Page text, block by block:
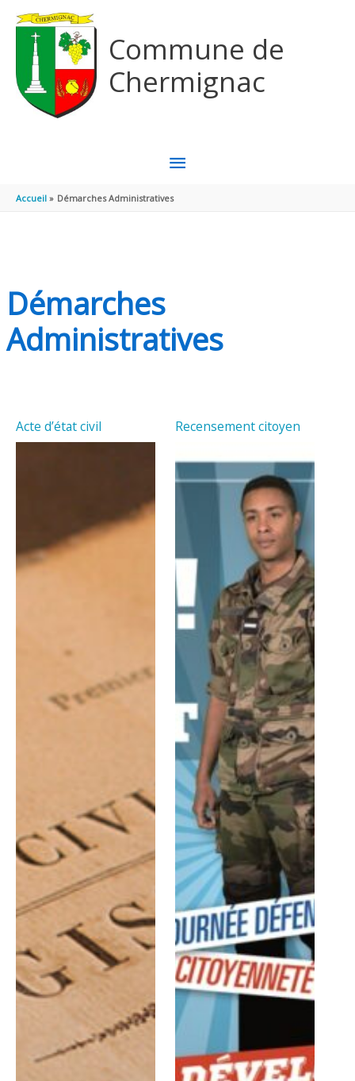
Commune de
Chermignac
MENU
PRINCIPAL
Accueil Démarches Administratives
Démarches
Administratives
Acte d’état civil Recensement citoyen